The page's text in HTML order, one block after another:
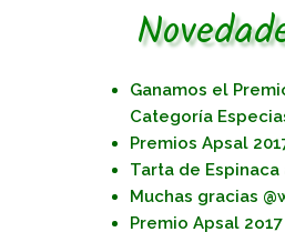
Ganamos el
Categoría
Premios Apsal
Tarta de
Muchas gracias
Premio Apsal